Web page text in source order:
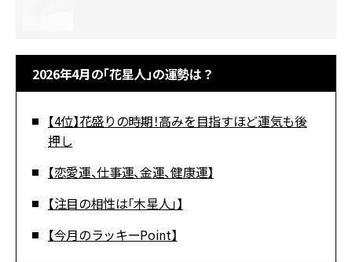
2026年4月の「花星人」の運勢は？
【4位】花盛りの時期！高みを目指すほど運気も後
押し
【恋愛運、仕事運、金運、健康運】
【注目の相性は「木星人」】
【今月のラッキーPoint】